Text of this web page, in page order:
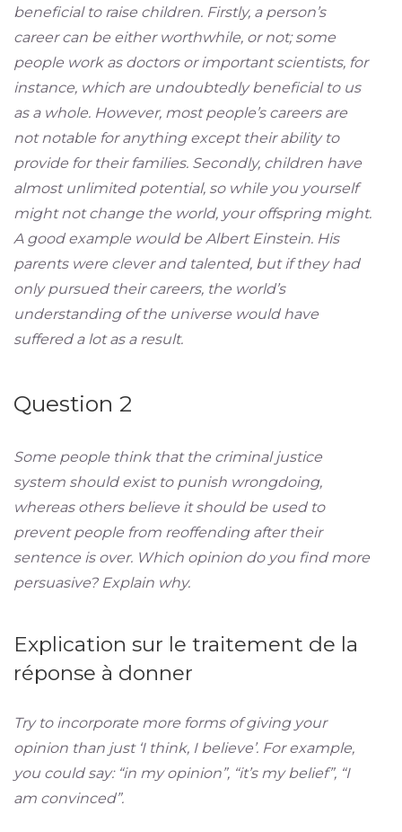
beneficial to raise children. Firstly, a person’s
career can be either worthwhile, or not; some
people work as doctors or important scientists, for
instance, which are undoubtedly beneficial to us
as a whole. However, most people’s careers are
not notable for anything except their ability to
provide for their families. Secondly, children have
almost unlimited potential, so while you yourself
might not change the world, your offspring might.
A good example would be Albert Einstein. His
parents were clever and talented, but if they had
only pursued their careers, the world’s
understanding of the universe would have
suffered a lot as a result.
Question 2
Some people think that the criminal justice
system should exist to punish wrongdoing,
whereas others believe it should be used to
prevent people from reoffending after their
sentence is over. Which opinion do you find more
persuasive? Explain why.
Explication sur le traitement de la
réponse à donner
Try to incorporate more forms of giving your
opinion than just ‘I think, I believe’. For example,
you could say: “in my opinion”, “it’s my belief”, “I
am convinced”.